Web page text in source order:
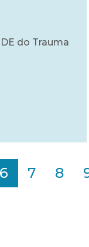
do Trauma
6 7 8